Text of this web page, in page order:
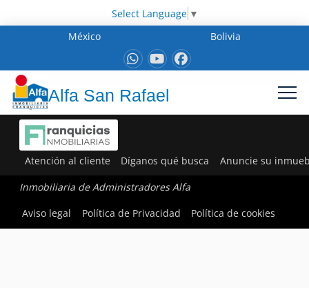
Select Language ▼
México
Bolivia
Alfa San Rafael
Atención al cliente Díganos qué busca Anuncie su
Inmobiliaria de Administradores Alfa
Aviso legal
Política de Privacidad Política de cookies